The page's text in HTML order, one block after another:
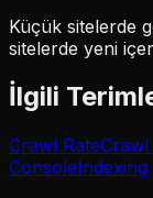
Küçük sitelerde
sitelerde yeni
İlgili
Crawl RateCrawl
ConsoleIndexing